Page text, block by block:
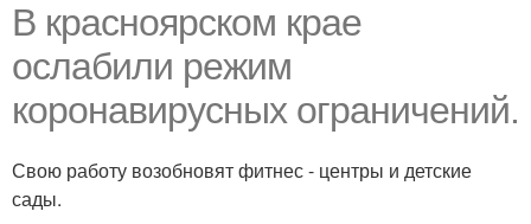
В красноярском крае
ослабили режим
коронавирусных ограничений.
Свою работу возобновят фитнес - центры и детские
сады.